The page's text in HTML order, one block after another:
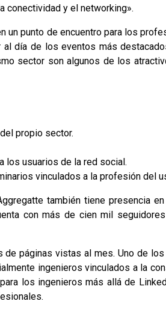
conectividad y el networking».
un punto de encuentro para los
día de los eventos más
sector son algunos de los
propio sector.
los usuarios de la red social.
vinculados a la profesión del
también tiene presencia
con más de cien mil
páginas vistas al mes. Uno de
ingenieros vinculados a la
los ingenieros más allá de